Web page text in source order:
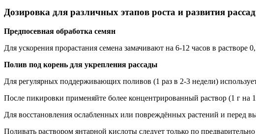
Дозировка для различных этапов роста и развития
Предпосевная обработка семян
Для ускорения прорастания семена замачивают на 6-12 часов в
Полив под корень для укрепления рассады
Для регулярных поддерживающих поливов (1 раз в 2-3 недели)
После пикировки применяйте более концентрированный раствор (1 г на
Для восстановления ослабленных или повреждённых растений и перед
Поливать раствором янтарной кислоты следует только по